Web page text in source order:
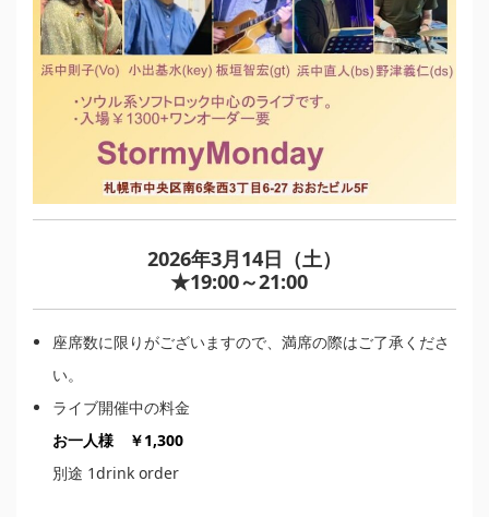
2026年3月14日（土）
★19:00～21:00
座席数に限りがございますので、満席の際はご了承くださ
い。
ライブ開催中の料金
お一人様 ￥1,300
別途 1drink order